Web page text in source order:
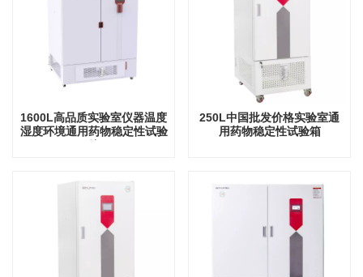
1600L高品质实验室仪器温度
湿度环境通用药物稳定性试验
250L中国批发价格实验室通
用药物稳定性试验箱